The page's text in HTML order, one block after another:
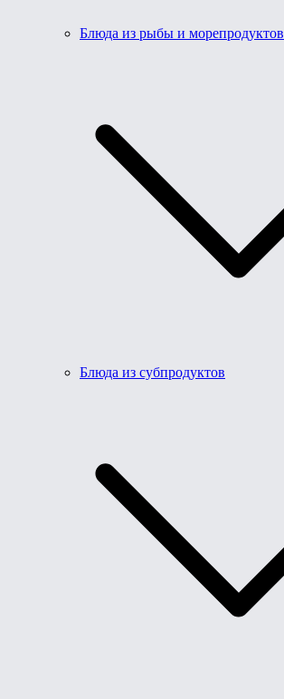
Блюда из рыбы и морепродуктов
Блюда из субпродуктов